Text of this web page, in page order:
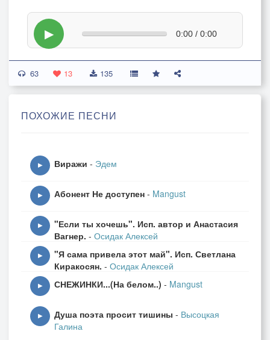
▶ 0:00 / 0:00
63 13 135
ПОХОЖИЕ ПЕСНИ
▶ Виражи - Эдем
▶ Абонент Не доступен - Mangust
▶
"Если ты хочешь". Исп. автор и Анастасия
Вагнер. - Осидак Алексей
▶
"Я сама привела этот май". Исп. Светлана
Киракосян. - Осидак Алексей
▶ СНЕЖИНКИ...(На белом..) - Mangust
▶ Душа поэта просит тишины - Высоцкая
Галина